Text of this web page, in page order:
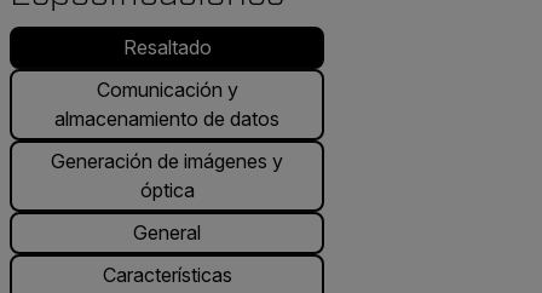
Resaltado
Comunicación y
almacenamiento de datos
Generación de imágenes y
óptica
General
Características